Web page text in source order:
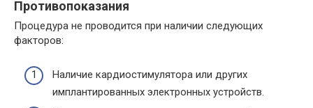
Противопоказания
Процедура не проводится при наличии следующих
факторов:
Наличие кардиостимулятора или других
имплантированных электронных устройств.